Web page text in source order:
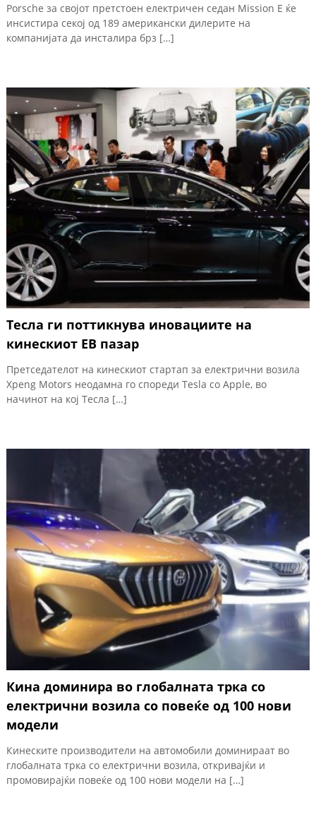
Porsche за својот претстоен електричен седан Mission E ќе
инсистира секој од 189 американски дилерите на
компанијата да инсталира брз […]
Тесла ги поттикнува иновациите на
кинескиот ЕВ пазар
Претседателот на кинескиот стартап за електрични возила
Xpeng Motors неодамна го спореди Tesla со Apple, во
начинот на кој Тесла […]
Кина доминира во глобалната трка со
електрични возила со повеќе од 100 нови
модели
Кинеските производители на автомобили доминираат во
глобалната трка со електрични возила, откривајќи и
промовирајќи повеќе од 100 нови модели на […]